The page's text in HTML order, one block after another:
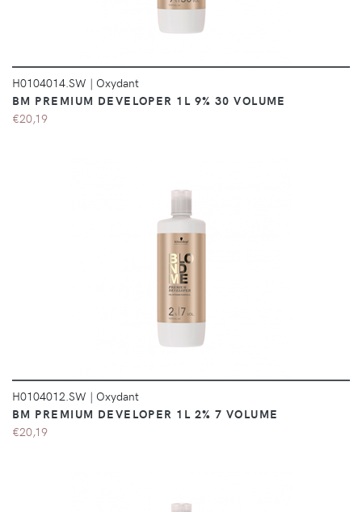
H0104014.SW | Oxydant
BM PREMIUM DEVELOPER 1L 9% 30 VOLUME
€20,19
DÉTAILS
H0104012.SW | Oxydant
BM PREMIUM DEVELOPER 1L 2% 7 VOLUME
€20,19